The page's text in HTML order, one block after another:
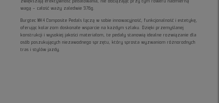
wagą – całość waży zaledwie 376g.
Burgtec MK4 Composite Pedals łączą w sobie innowacyjność, funkcjonalność i estetykę,
oferując kolarzom doskonałe wsparcie na każdym szlaku. Dzięki przemyślanej
konstrukcji i wysokiej jakości materiałom, te pedały stanowią idealne rozwiązanie dla
osób poszukujących niezawodnego sprzętu, który sprosta wyzwaniom różnorodnych
tras i stylów jazdy.